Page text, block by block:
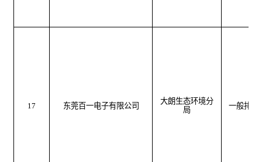
17 东莞百一电子有限公司
大朗生态环境分
局
一般排污